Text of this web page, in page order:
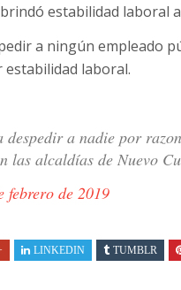
estabilidad laboral
a ningún empleado
estabilidad laboral.
despedir a nadie por
las alcaldías de Nuevo
febrero de 2019
LINKEDIN TUMBLR